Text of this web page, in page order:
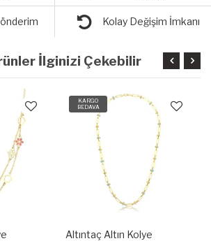
Kolay Değişim İmkanı
İlginizi Çekebilir
KARGO
BEDAVA
Altıntaç Altın Kolye